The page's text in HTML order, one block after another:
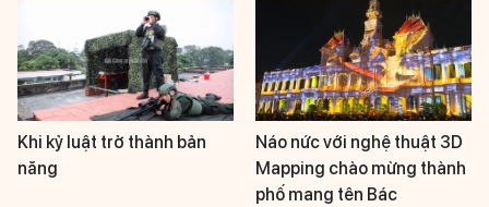
Khi kỷ luật trở thành bản
năng
Náo nức với nghệ thuật 3D
Mapping chào mừng thành
phố mang tên Bác